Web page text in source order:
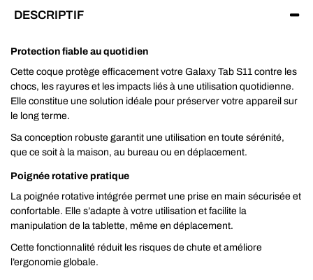
DESCRIPTIF
Protection fiable au quotidien
Cette coque protège efficacement votre Galaxy Tab S11 contre les
chocs, les rayures et les impacts liés à une utilisation quotidienne.
Elle constitue une solution idéale pour préserver votre appareil sur
le long terme.
Sa conception robuste garantit une utilisation en toute sérénité,
que ce soit à la maison, au bureau ou en déplacement.
Poignée rotative pratique
La poignée rotative intégrée permet une prise en main sécurisée et
confortable. Elle s’adapte à votre utilisation et facilite la
manipulation de la tablette, même en déplacement.
Cette fonctionnalité réduit les risques de chute et améliore
l’ergonomie globale.